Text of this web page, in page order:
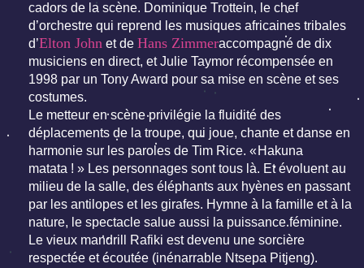
cadors de la scène. Dominique Trottein, le chef
d’orchestre qui reprend les musiques africaines tribales
d’Elton John et de Hans Zimmeraccompagné de dix
musiciens en direct, et Julie Taymor récompensée en
1998 par un Tony Award pour sa mise en scène et ses
costumes.
Le metteur en scène privilégie la fluidité des
déplacements de la troupe, qui joue, chante et danse en
harmonie sur les paroles de Tim Rice. « Hakuna
matata ! » Les personnages sont tous là. Et évoluent au
milieu de la salle, des éléphants aux hyènes en passant
par les antilopes et les girafes. Hymne à la famille et à la
nature, le spectacle salue aussi la puissance féminine.
Le vieux mandrill Rafiki est devenu une sorcière
respectée et écoutée (inénarrable Ntsepa Pitjeng).